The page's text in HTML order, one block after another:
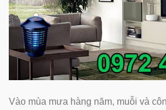
Vào mùa mưa hàng năm, muỗi và